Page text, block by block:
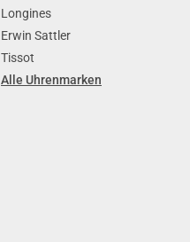
Longines
Erwin Sattler
Tissot
Alle Uhrenmarken